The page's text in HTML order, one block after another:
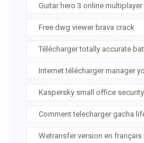
Guitar hero 3 online multiplayer
Free dwg viewer brava crack
Télécharger totally accurate
Internet télécharger manager
Kaspersky small office
Comment telecharger gacha
Wetransfer version en français